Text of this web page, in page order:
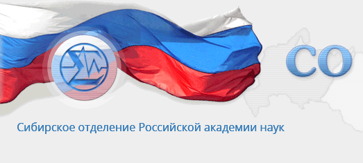
Перейти
основному
содержанию